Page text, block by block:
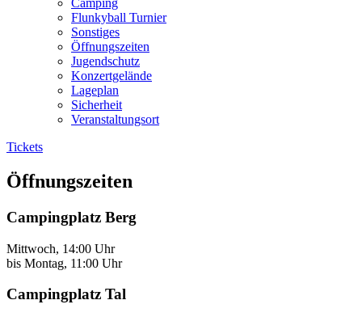
Camping
Flunkyball Turnier
Sonstiges
Öffnungszeiten
Jugendschutz
Konzertgelände
Lageplan
Sicherheit
Veranstaltungsort
Tickets
Öffnungszeiten
Campingplatz Berg
Mittwoch, 14:00 Uhr
bis Montag, 11:00 Uhr
Campingplatz Tal